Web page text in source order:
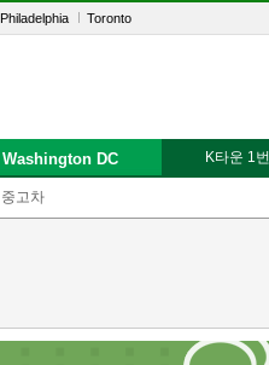
Philadelphia Toronto
중고차
Washington DC K타운 1